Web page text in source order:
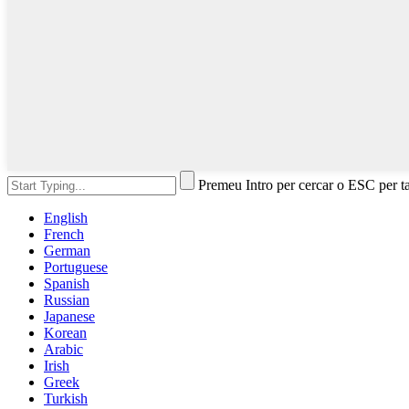
Premeu Intro per cercar o ESC per
English
French
German
Portuguese
Spanish
Russian
Japanese
Korean
Arabic
Irish
Greek
Turkish